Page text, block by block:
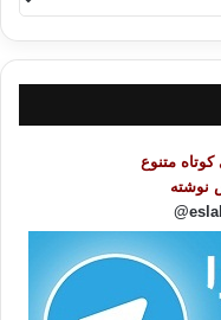
متنوع